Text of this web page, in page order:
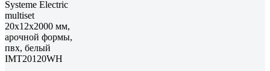
Systeme Electric
multiset
20x12x2000 мм,
арочной формы,
пвх, белый
IMT20120WH